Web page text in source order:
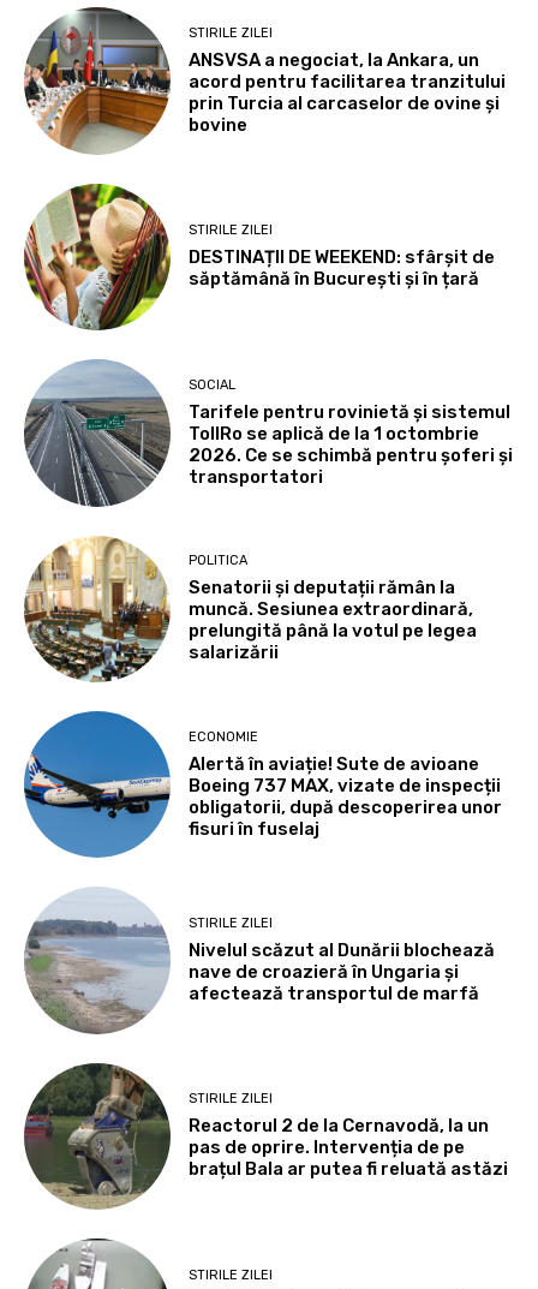
STIRILE ZILEI
ANSVSA a negociat, la Ankara, un
acord pentru facilitarea tranzitului
prin Turcia al carcaselor de ovine și
bovine
STIRILE ZILEI
DESTINAȚII DE WEEKEND: sfârșit de
săptămână în București și în țară
SOCIAL
Tarifele pentru rovinietă și sistemul
TollRo se aplică de la 1 octombrie
2026. Ce se schimbă pentru șoferi și
transportatori
POLITICA
Senatorii și deputații rămân la
muncă. Sesiunea extraordinară,
prelungită până la votul pe legea
salarizării
ECONOMIE
Alertă în aviație! Sute de avioane
Boeing 737 MAX, vizate de inspecții
obligatorii, după descoperirea unor
fisuri în fuselaj
STIRILE ZILEI
Nivelul scăzut al Dunării blochează
nave de croazieră în Ungaria și
afectează transportul de marfă
STIRILE ZILEI
Reactorul 2 de la Cernavodă, la un
pas de oprire. Intervenția de pe
brațul Bala ar putea fi reluată astăzi
STIRILE ZILEI